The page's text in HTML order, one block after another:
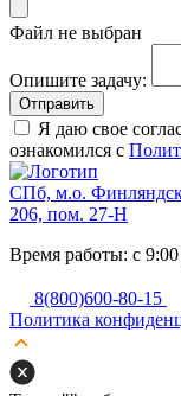
Файл не выбран
Опишите задачу:
Отправить
Я даю свое
ознакомился с
СПб, м.о.
206, пом. 27-Н
Время работы: с
8(800)600-80-15
Политика